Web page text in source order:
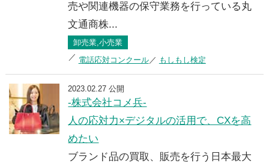
売や関連機器の保守業務を行っている丸
文通商株...
卸売業,小売業
電話応対コンクール
もしもし検定
2023.02.27 公開
-株式会社コメ兵-
人の応対力×デジタルの活用で、CXを高
めたい
ブランド品の買取、販売を行う日本最大